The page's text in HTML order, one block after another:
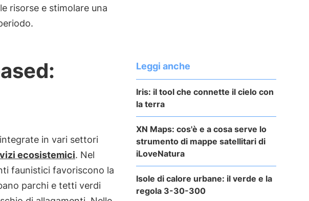
risorse e stimolare una
in vari settori
ecosistemici. Nel
faunistici favoriscono la
parchi e tetti verdi
Leggi anche
Iris: il tool che connette il cielo con
la terra
XN Maps: cos'è e a cosa serve lo
strumento di mappe satellitari di
iLoveNatura
Isole di calore urbane: il verde e la
regola 3-30-300